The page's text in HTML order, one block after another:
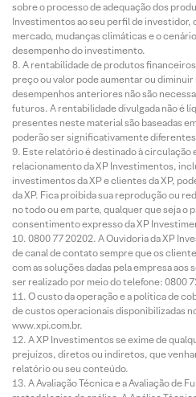
sobre o processo de adequação dos
Investimentos ao seu perfil de investidor,
mercado, mudanças climáticas e o
desempenho do investimento.
A rentabilidade de produtos
preço ou valor pode aumentar ou
desempenhos anteriores não são
futuros. A rentabilidade divulgada não é
presentes neste material são baseadas
poderão ser significativamente
Este relatório é destinado à circulação
relacionamento da XP Investimentos,
investimentos da XP e clientes da XP,
da XP. Fica proibida sua reprodução ou
no todo ou em parte, qualquer que seja o
consentimento expresso da XP
0800 77 20202. A Ouvidoria da XP
de canal de contato sempre que os
com as soluções dadas pela empresa
ser realizado por meio do telefone: 0800
O custo da operação e a política de
de custos operacionais disponibilizadas
www.xpi.com.br.
A XP Investimentos se exime de
prejuízos, diretos ou indiretos, que
relatório ou seu conteúdo.
A Avaliação Técnica e a Avaliação de